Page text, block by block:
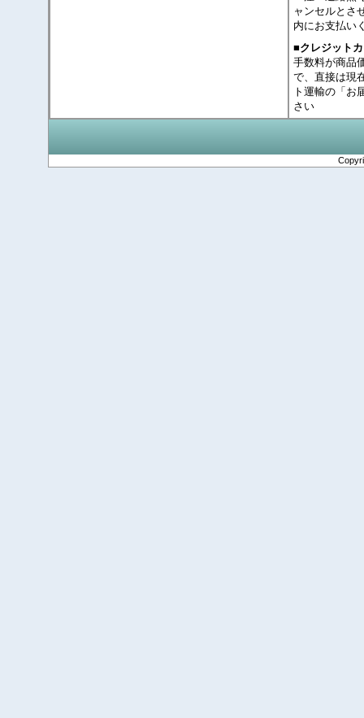
ャンセルとさ
内にお支払い
■クレジット
手数料が商品
で、直接は現
ト運輸の「お
さい